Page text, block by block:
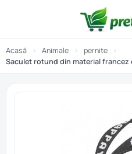
Acasă › Animale › pernite
›
Saculet rotund din material francez